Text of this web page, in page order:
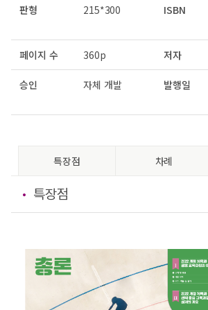
판형 215*300 ISBN
페이지 수 360p 저자
승인 자체 개발 발행일
특장점 차례
특장점